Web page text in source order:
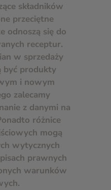
składników
przeciętne
odnoszą się do
receptur.
w sprzedaży
być produkty
i nowym
zalecamy
z danymi na
różnice
mogą
wytycznych
prawnych
warunków